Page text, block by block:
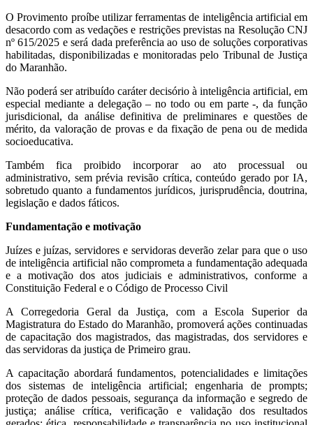
O Provimento proíbe utilizar ferramentas de inteligência artificial em
desacordo com as vedações e restrições previstas na Resolução CNJ
nº 615/2025 e será dada preferência ao uso de soluções corporativas
habilitadas, disponibilizadas e monitoradas pelo Tribunal de Justiça
do Maranhão.
Não poderá ser atribuído caráter decisório à inteligência artificial, em
especial mediante a delegação – no todo ou em parte -, da função
jurisdicional, da análise definitiva de preliminares e questões de
mérito, da valoração de provas e da fixação de pena ou de medida
socioeducativa.
Também fica proibido incorporar ao ato processual ou
administrativo, sem prévia revisão crítica, conteúdo gerado por IA,
sobretudo quanto a fundamentos jurídicos, jurisprudência, doutrina,
legislação e dados fáticos.
Fundamentação e motivação
Juízes e juízas, servidores e servidoras deverão zelar para que o uso
de inteligência artificial não comprometa a fundamentação adequada
e a motivação dos atos judiciais e administrativos, conforme a
Constituição Federal e o Código de Processo Civil
A Corregedoria Geral da Justiça, com a Escola Superior da
Magistratura do Estado do Maranhão, promoverá ações continuadas
de capacitação dos magistrados, das magistradas, dos servidores e
das servidoras da justiça de Primeiro grau.
A capacitação abordará fundamentos, potencialidades e limitações
dos sistemas de inteligência artificial; engenharia de prompts;
proteção de dados pessoais, segurança da informação e segredo de
justiça; análise crítica, verificação e validação dos resultados